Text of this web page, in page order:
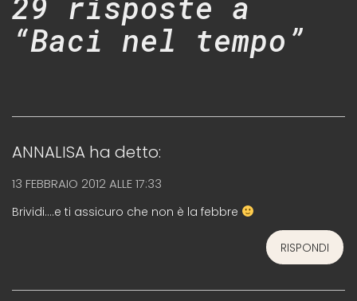
“Baci nel tempo”
ANNALISA ha detto:
13 FEBBRAIO 2012 ALLE 17:33
Brividi….e ti assicuro che non è la febbre
RISPONDI